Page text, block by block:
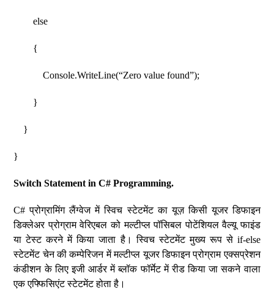
else
{
Console.WriteLine(“Zero value found”);
}
}
}
Switch Statement in C# Programming.
C# प्रोग्रामिंग लैंग्वेज में स्विच स्टेटमेंट का यूज़ किसी यूजर डिफाइन
डिक्लेअर प्रोग्राम वेरिएबल को मल्टीप्ल पॉसिबल पोटेंशियल वैल्यू फाइंड
या टेस्ट करने में किया जाता है। स्विच स्टेटमेंट मुख्य रूप से if-else
स्टेटमेंट चेन की कम्पेरिजन में मल्टीप्ल यूजर डिफाइन प्रोग्राम एक्सप्रेशन
कंडीशन के लिए इजी आर्डर में ब्लॉक फॉर्मेट में रीड किया जा सकने वाला
एक एफ्फिसिएंट स्टेटमेंट होता है।